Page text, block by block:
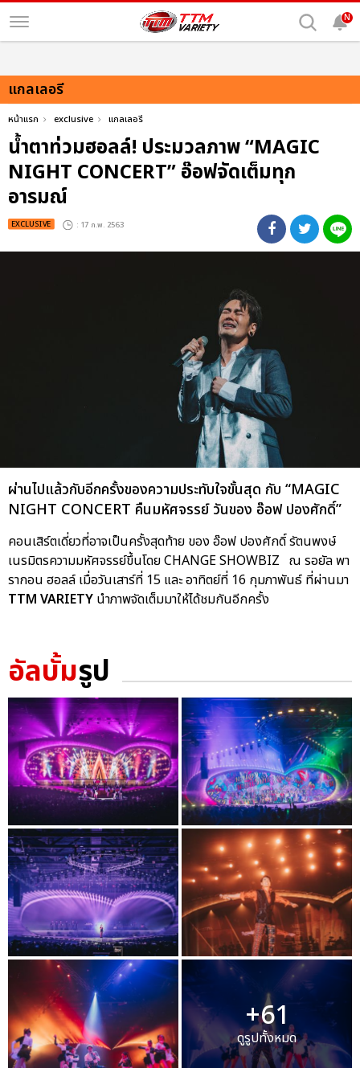
N
แกลเลอรี
หน้าแรก exclusive แกลเลอรี
น้ำตาท่วมฮอลล์! ประมวลภาพ “MAGIC
NIGHT CONCERT” อ๊อฟจัดเต็มทุก
อารมณ์
EXCLUSIVE : 17 ก.พ. 2563
ผ่านไปแล้วกับอีกครั้งของความประทับใจขั้นสุด กับ “MAGIC
NIGHT CONCERT คืนมหัศจรรย์ วันของ อ๊อฟ ปองศักดิ์”
คอนเสิร์ตเดี่ยวที่อาจเป็นครั้งสุดท้าย ของ อ๊อฟ ปองศักดิ์ รัตนพงษ์
เนรมิตรความมหัศจรรย์ขึ้นโดย CHANGE SHOWBIZ ณ รอยัล พา
รากอน ฮอลล์ เมื่อวันเสาร์ที่ 15 และ อาทิตย์ที่ 16 กุมภาพันธ์ ที่ผ่านมา
TTM VARIETY นำภาพจัดเต็มมาให้ได้ชมกันอีกครั้ง
อัลบั้มรูป
+61
ดูรูปทั้งหมด